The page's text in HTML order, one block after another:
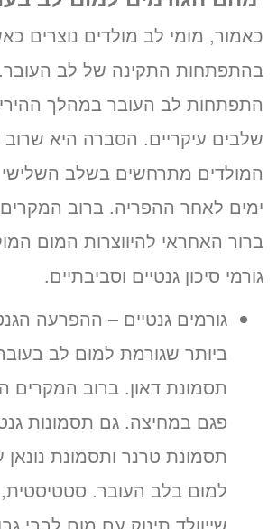
כאמור, מומי לב מולדים נוצרים
בהתפתחות התקינה של לב
שלבים עיקריים. הסברה היא
ימים לאחר ההפריה. ברוב
ברור האחראי להיווצרות המום
גורמי סיכון גנטיים וסביבתיים.
גורמים גנטיים – ההפרעה
ביותר שגורמת למום לב
תסמונת דאון. ברוב המקרים
פגם במחיצה. גם תסמונות
תסמונת טרנר ותסמונת נונאן
למום בלב העובר. סטטיסטית,